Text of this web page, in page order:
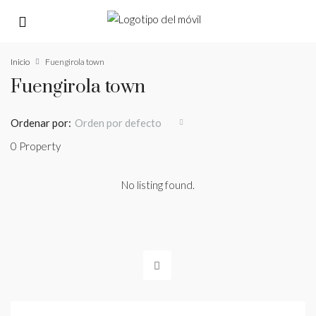
Inicio Fuengirola town
Fuengirola town
0 Property
Ordenar por: Orden por defecto
No listing found.